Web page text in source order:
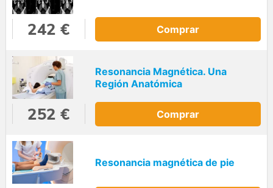
242 € Comprar
Resonancia Magnética. Una
Región Anatómica
252 € Comprar
Resonancia magnética de pie